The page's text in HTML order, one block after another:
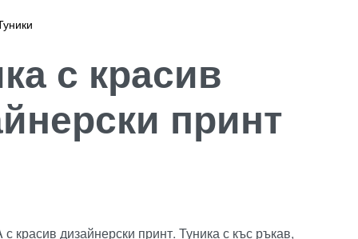
с красив
принт
с красив дизайнерски принт. Туника с къс ръкав,